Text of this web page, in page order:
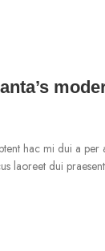
hac mi dui a per
laoreet dui